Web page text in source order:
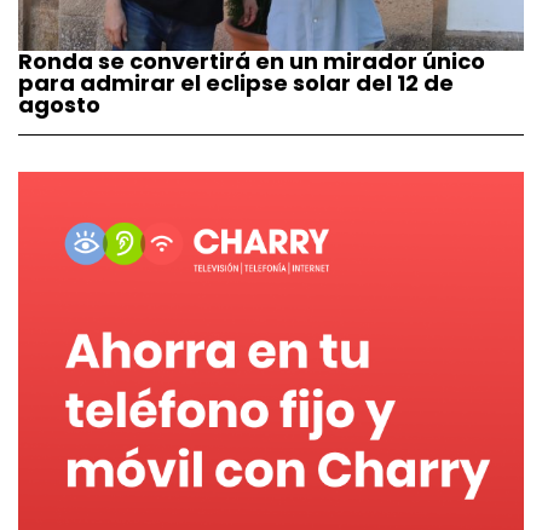
Ronda se convertirá en un mirador único
para admirar el eclipse solar del 12 de
agosto